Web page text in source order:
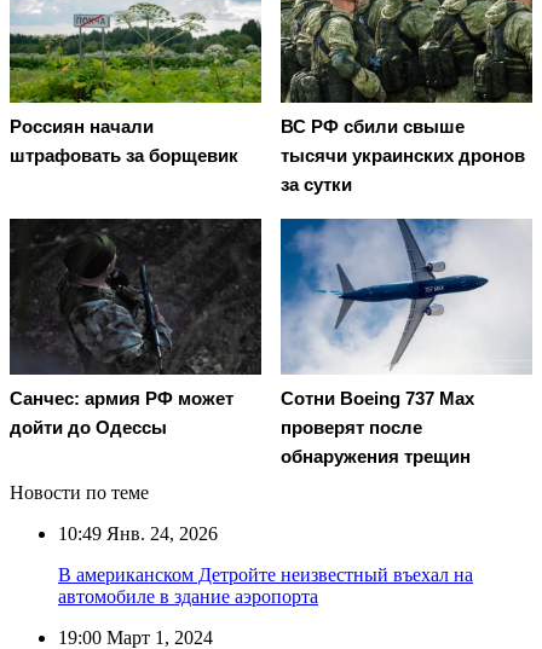
Россиян начали
штрафовать за борщевик
ВС РФ сбили свыше
тысячи украинских дронов
за сутки
Санчес: армия РФ может
дойти до Одессы
Сотни Boeing 737 Max
проверят после
обнаружения трещин
Новости по теме
10:49 Янв. 24, 2026
В американском Детройте неизвестный въехал на
автомобиле в здание аэропорта
19:00 Март 1, 2024